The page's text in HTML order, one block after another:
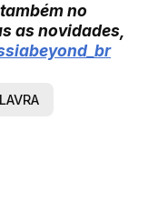
no
as novidades,